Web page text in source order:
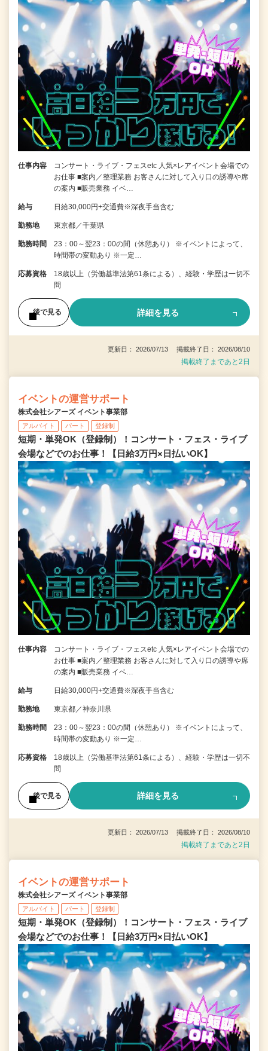
仕事内容
コンサート・ライブ・フェスetc 人気×レアイベント会場での
お仕事 ■案内／整理業務 お客さんに対して入り口の誘導や席
の案内 ■販売業務 イベ…
給与 日給30,000円+交通費※深夜手当含む
勤務地 東京都／千葉県
勤務時間
23：00～翌23：00の間（休憩あり） ※イベントによって、
時間帯の変動あり ※一定…
応募資格
18歳以上（労働基準法第61条による）、経験・学歴は一切不
問
後で見る 詳細を見る
更新日： 2026/07/13 掲載終了日： 2026/08/10
掲載終了まであと2日
イベントの運営サポート
株式会社シアーズ イベント事業部
アルバイト パート 登録制
短期・単発OK（登録制）！コンサート・フェス・ライブ
会場などでのお仕事！【日給3万円×日払いOK】
仕事内容
コンサート・ライブ・フェスetc 人気×レアイベント会場での
お仕事 ■案内／整理業務 お客さんに対して入り口の誘導や席
の案内 ■販売業務 イベ…
給与 日給30,000円+交通費※深夜手当含む
勤務地 東京都／神奈川県
勤務時間
23：00～翌23：00の間（休憩あり） ※イベントによって、
時間帯の変動あり ※一定…
応募資格
18歳以上（労働基準法第61条による）、経験・学歴は一切不
問
後で見る 詳細を見る
更新日： 2026/07/13 掲載終了日： 2026/08/10
掲載終了まであと2日
イベントの運営サポート
株式会社シアーズ イベント事業部
アルバイト パート 登録制
短期・単発OK（登録制）！コンサート・フェス・ライブ
会場などでのお仕事！【日給3万円×日払いOK】